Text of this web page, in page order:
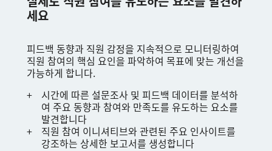
세요
피드백 동향과 직원 감정을 지속적으로 모니터링하여
직원 참여의 핵심 요인을 파악하여 목표에 맞는 개선을
가능하게 합니다.
시간에 따른 설문조사 및 피드백 데이터를 분석하
여 주요 동향과 참여와 만족도를 유도하는 요소를
발견합니다
직원 참여 이니셔티브와 관련된 주요 인사이트를
강조하는 상세한 보고서를 생성합니다